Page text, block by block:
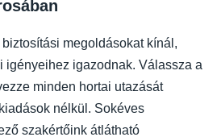
megoldásokat kínál,
igényeihez igazodnak. Válassza a
minden hortai utazását
nélkül. Sokéves
szakértőink átlátható